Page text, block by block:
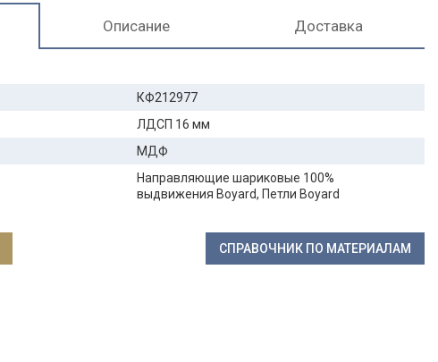
Описание Доставка
КФ212977
ЛДСП 16 мм
МДФ
Направляющие шариковые 100%
выдвижения Boyard, Петли Boyard
СПРАВОЧНИК ПО МАТЕРИАЛАМ